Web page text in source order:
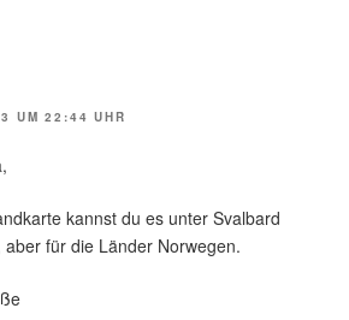
UM 22:44 UHR
kannst du es unter Svalbard
aber für die Länder Norwegen.